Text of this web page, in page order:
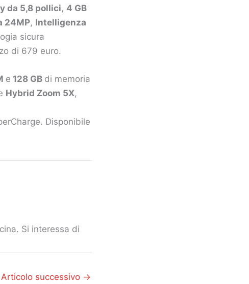
da 5,8 pollici, 4 GB
24MP, Intelligenza
sicura
di 679 euro.
e 128 GB di memoria
Hybrid Zoom 5X,
Disponibile
Si interessa di
Articolo successivo →